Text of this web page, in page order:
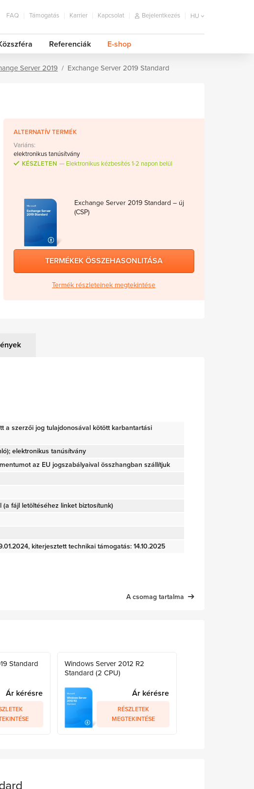
FAQ Támogatás Karrier Kapcsolat Bejelentkezés HU
Referenciák E-shop
Server 2019 Exchange Server 2019 Standard
ALTERNATÍV TERMÉK
Variáns:
elektronikus tanúsítvány
KÉSZLETEN
Elektronikus kézbesítés 1-2 napon belül
Exchange Server 2019 Standard – új
(CSP)
TERMÉKEK ÖSSZEHASONLITÁSA
Termék részleteinek megtekintése
a szerzői jog tulajdonosával kötött karbantartási
elektronikus tanúsítvány
az EU jogszabályaival összhangban szállítjuk
fájl letöltéséhez linket biztosítunk)
kiterjesztett technikai támogatás: 14.10.2025
A csomag tartalma
Standard
Ár kérésre
Windows Server 2012 R2
Standard (2 CPU)
Ár kérésre
RÉSZLETEK
MEGTEKINTÉSE